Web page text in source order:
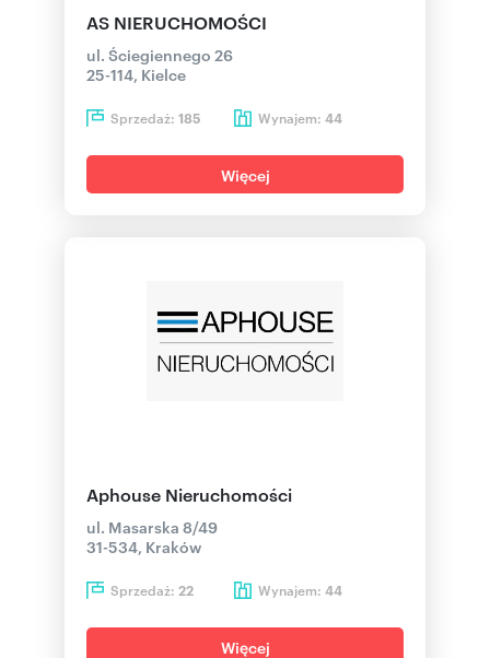
AS NIERUCHOMOŚCI
ul. Ściegiennego 26
25-114, Kielce
Sprzedaż: 185 Wynajem: 44
Więcej
Aphouse Nieruchomości
ul. Masarska 8/49
31-534, Kraków
Sprzedaż: 22 Wynajem: 44
Więcej